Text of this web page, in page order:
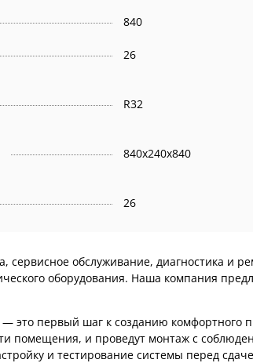
840
26
R32
840х240х840
26
сервисное обслуживание, диагностика
оборудования. Наша компания
— это первый шаг к созданию комфортного
помещения, и проведут монтаж с
и тестирование системы перед